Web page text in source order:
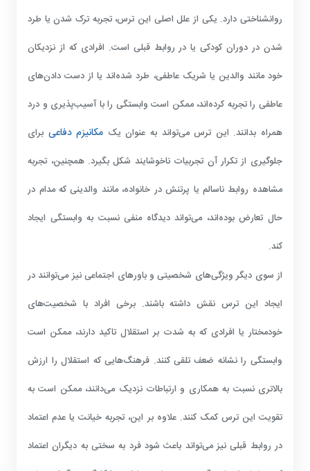
روانشناختی دارد. یکی از علل اصلی این ترس، تجربه ترک شدن یا طرد
شدن در دوران کودکی یا در روابط قبلی است. افرادی که از نزدیکان
خود مانند والدین یا شریک عاطفی، طرد شده‌اند یا از دست دادن‌های
عاطفی را تجربه کرده‌اند، ممکن است وابستگی را با آسیب‌پذیری و درد
همراه بدانند. این ترس می‌تواند به عنوان یک مکانیزم دفاعی برای
جلوگیری از تکرار آن تجربیات ناخوشایند شکل بگیرد. همچنین، تجربه
مشاهده روابط ناسالم یا پرتنش در خانواده، مانند والدینی که مدام در
حال تعارض بوده‌اند، می‌تواند دیدگاه منفی نسبت به وابستگی ایجاد
کند.
از سوی دیگر ویژگی‌های شخصیتی و باورهای اجتماعی نیز می‌توانند در
ایجاد این ترس نقش داشته باشند. برخی افراد با شخصیت‌های
خودمختار یا افرادی که به شدت بر استقلال تاکید دارند، ممکن است
وابستگی را نشانه ضعف تلقی کنند. فرهنگ‌هایی که استقلال را ارزش
بالاتری نسبت به همکاری و ارتباطات نزدیک می‌دانند، ممکن است به
تقویت این ترس کمک کنند. علاوه بر این، تجربه خیانت یا عدم اعتماد
در روابط قبلی نیز می‌تواند باعث شود فرد به سختی به دیگران اعتماد